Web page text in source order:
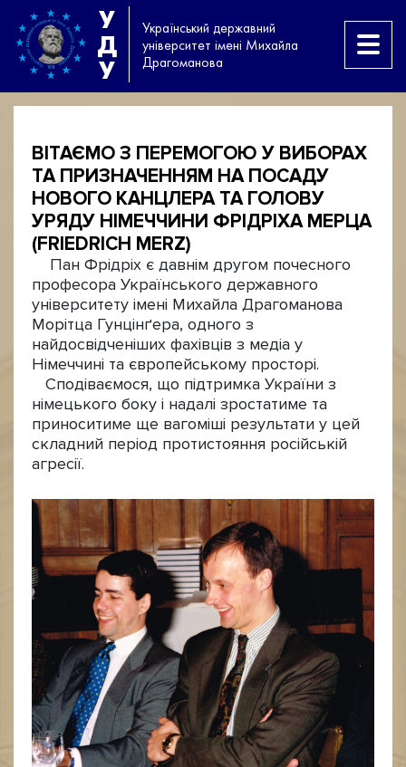
У
Д
У
Український державний
університет імені Михайла
Драгоманова
ВІТАЄМО З ПЕРЕМОГОЮ У ВИБОРАХ
ТА ПРИЗНАЧЕННЯМ НА ПОСАДУ
НОВОГО КАНЦЛЕРА ТА ГОЛОВУ
УРЯДУ НІМЕЧЧИНИ ФРІДРІХА МЕРЦА
(FRIEDRICH MERZ)
Пан Фрідріх є давнім другом почесного
професора Українського державного
університету імені Михайла Драгоманова
Морітца Гунцінґера, одного з
найдосвідченіших фахівців з медіа у
Німеччині та європейському просторі.
Сподіваємося, що підтримка України з
німецького боку і надалі зростатиме та
приноситиме ще вагоміші результати у цей
складний період протистояння російській
агресії.